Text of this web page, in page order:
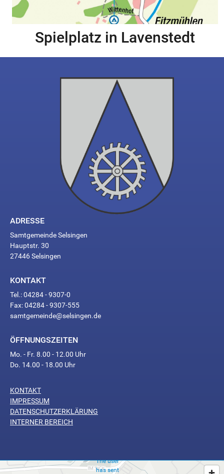
Spielplatz in Lavenstedt
ADRESSE
Samtgemeinde Selsingen
Hauptstr. 30
27446 Selsingen
KONTAKT
Tel.: 04284 - 9307-0
Fax: 04284 - 9307-555
samtgemeinde@selsingen.de
ÖFFNUNGSZEITEN
Mo. - Fr. 8.00 - 12.00 Uhr
Do. 14.00 - 18.00 Uhr
KONTAKT
IMPRESSUM
DATENSCHUTZERKLÄRUNG
INTERNER BEREICH
Many
The user
has sent